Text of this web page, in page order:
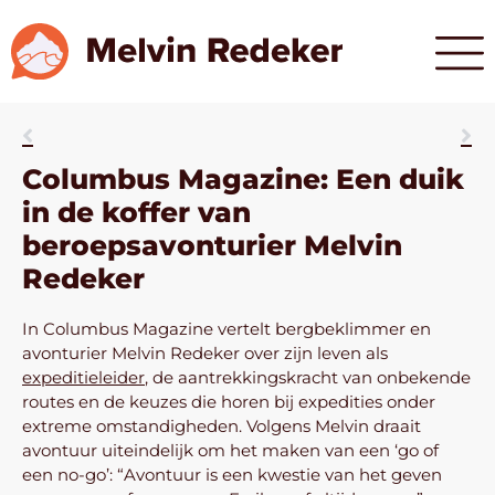
Columbus Magazine: Een duik
in de koffer van
beroepsavonturier Melvin
Redeker
In Columbus Magazine vertelt bergbeklimmer en
avonturier Melvin Redeker over zijn leven als
expeditieleider, de aantrekkingskracht van onbekende
routes en de keuzes die horen bij expedities onder
extreme omstandigheden. Volgens Melvin draait
avontuur uiteindelijk om het maken van een ‘go of
een no-go’: “Avontuur is een kwestie van het geven